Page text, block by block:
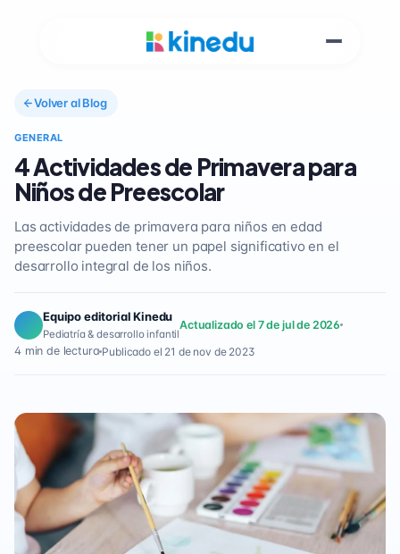
Volver al Blog
GENERAL
4 Actividades de Primavera para
Niños de Preescolar
Las actividades de primavera para niños en edad
preescolar pueden tener un papel significativo en el
desarrollo integral de los niños.
Equipo editorial Kinedu
Pediatría & desarrollo infantil
Actualizado el 7 de jul de 2026
4 min de lectura Publicado el 21 de nov de 2023